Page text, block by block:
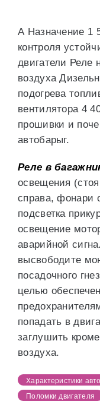
А Назначение 1
контроля
двигатели Реле
воздуха
подогрева
вентилятора 4
прошивки и
автобарыг.
Реле в
освещения
справа, фонари
подсветка
освещение
аварийной
высвободите
посадочного
целью
попадать в
заглушить
воздуха.
Характеристики
Поломки двигателя